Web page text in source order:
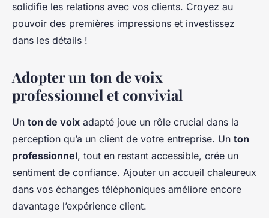
solidifie les relations avec vos clients. Croyez au
pouvoir des premières impressions et investissez
dans les détails !
Adopter un ton de voix
professionnel et convivial
Un ton de voix adapté joue un rôle crucial dans la
perception qu’a un client de votre entreprise. Un ton
professionnel, tout en restant accessible, crée un
sentiment de confiance. Ajouter un accueil chaleureux
dans vos échanges téléphoniques améliore encore
davantage l’expérience client.